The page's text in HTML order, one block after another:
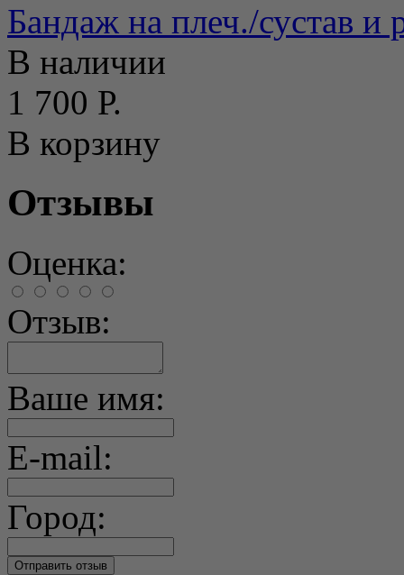
Бандаж на плеч./сустав и
В наличии
1 700 Р.
В корзину
Отзывы
Оценка:
Отзыв:
Ваше имя:
E-mail:
Город: